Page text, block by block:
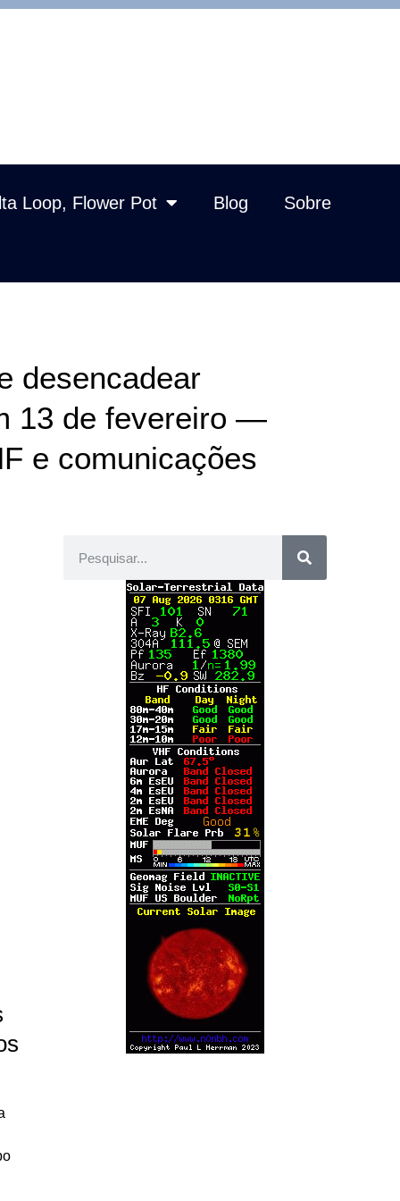
Loop, Flower Pot Blog Sobre
desencadear
13 de fevereiro —
e comunicações